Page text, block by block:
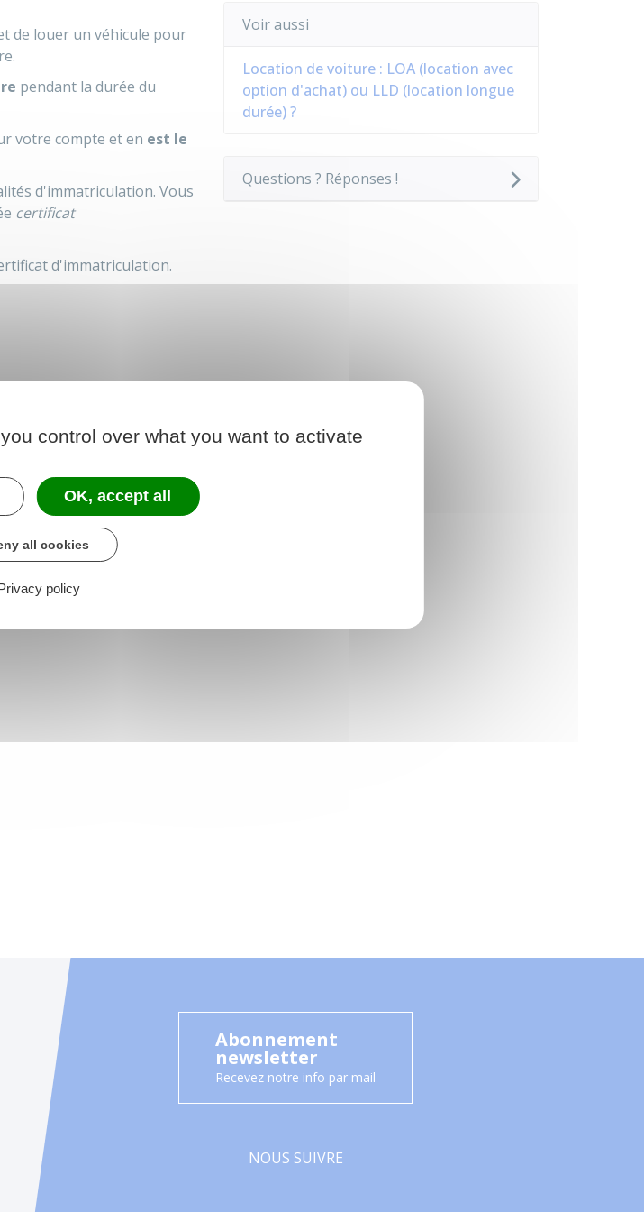
de louer un véhicule pour
pendant la durée du
votre compte et en est le
d'immatriculation. Vous
certificat
d'immatriculation.
des véhicules
Voir aussi
Location de voiture : LOA (location avec
option d'achat) ou LLD (location longue
durée) ?
Questions ? Réponses !
Abonnement
newsletter
Recevez notre info par mail
NOUS SUIVRE
control over what you want to activate
OK, accept all
all cookies
policy